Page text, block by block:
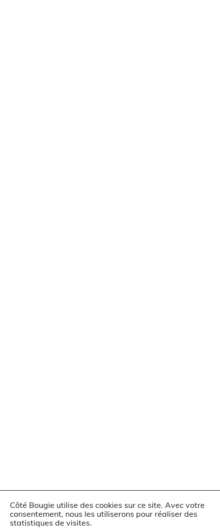
Côté Bougie utilise des cookies sur ce site. Avec votre
consentement, nous les utiliserons pour réaliser des
statistiques de visites.